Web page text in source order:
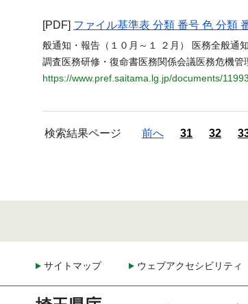
[PDF] ファイル基準表 分類 番号 色 分類
般通知・報告（１０月～１ ２月） 医務全般通
調査医務研修・復命書医務関係会議医務危機
https://www.pref.saitama.lg.jp/documents/
検索結果ページ 前へ 31 32
サイトマップ ウェブアクセシビリティ